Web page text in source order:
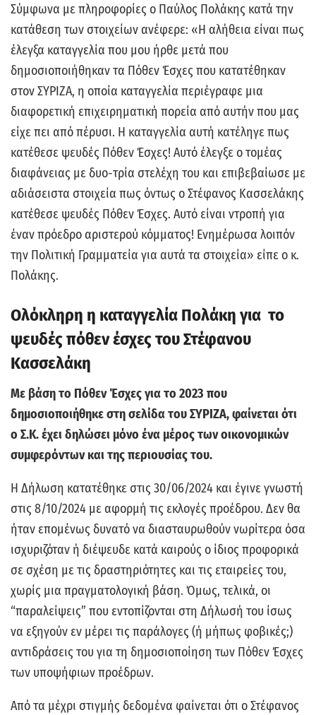
Σύμφωνα με πληροφορίες ο Παύλος Πολάκης κατά την
κατάθεση των στοιχείων ανέφερε: «Η αλήθεια είναι πως
έλεγξα καταγγελία που μου ήρθε μετά που
δημοσιοποιήθηκαν τα Πόθεν Έσχες που κατατέθηκαν
στον ΣΥΡΙΖΑ, η οποία καταγγελία περιέγραφε μια
διαφορετική επιχειρηματική πορεία από αυτήν που μας
είχε πει από πέρυσι. Η καταγγελία αυτή κατέληγε πως
κατέθεσε ψευδές Πόθεν Έσχες! Αυτό έλεγξε ο τομέας
διαφάνειας με δυο-τρία στελέχη του και επιβεβαίωσε με
αδιάσειστα στοιχεία πως όντως ο Στέφανος Κασσελάκης
κατέθεσε ψευδές Πόθεν Έσχες. Αυτό είναι ντροπή για
έναν πρόεδρο αριστερού κόμματος! Ενημέρωσα λοιπόν
την Πολιτική Γραμματεία για αυτά τα στοιχεία» είπε ο κ.
Πολάκης.
Ολόκληρη η καταγγελία Πολάκη για το
ψευδές πόθεν έσχες του Στέφανου
Κασσελάκη
Με βάση το Πόθεν Έσχες για το 2023 που
δημοσιοποιήθηκε στη σελίδα του ΣΥΡΙΖΑ, φαίνεται ότι
ο Σ.Κ. έχει δηλώσει μόνο ένα μέρος των οικονομικών
συμφερόντων και της περιουσίας του.
Η Δήλωση κατατέθηκε στις 30/06/2024 και έγινε γνωστή
στις 8/10/2024 με αφορμή τις εκλογές προέδρου. Δεν θα
ήταν επομένως δυνατό να διασταυρωθούν νωρίτερα όσα
ισχυριζόταν ή διέψευδε κατά καιρούς ο ίδιος προφορικά
σε σχέση με τις δραστηριότητες και τις εταιρείες του,
χωρίς μια πραγματολογική βάση. Όμως, τελικά, οι
“παραλείψεις” που εντοπίζονται στη Δήλωσή του ίσως
να εξηγούν εν μέρει τις παράλογες (ή μήπως φοβικές;)
αντιδράσεις του για τη δημοσιοποίηση των Πόθεν Έσχες
των υποψήφιων προέδρων.
Από τα μέχρι στιγμής δεδομένα φαίνεται ότι ο Στέφανος